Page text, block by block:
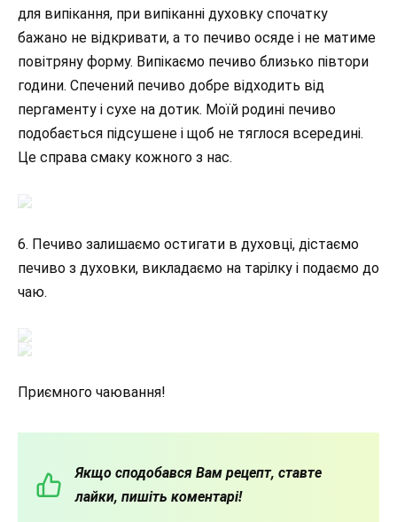
для випікання, при випіканні духовку спочатку
бажано не відкривати, а то печиво осяде і не матиме
повітряну форму. Випікаємо печиво близько півтори
години. Спечений печиво добре відходить від
пергаменту і сухе на дотик. Моїй родині печиво
подобається підсушене і щоб не тяглося всередині.
Це справа смаку кожного з нас.
6. Печиво залишаємо остигати в духовці, дістаємо
печиво з духовки, викладаємо на тарілку і подаємо до
чаю.
Приємного чаювання!
Якщо сподобався Вам рецепт, ставте
лайки, пишіть коментарі!